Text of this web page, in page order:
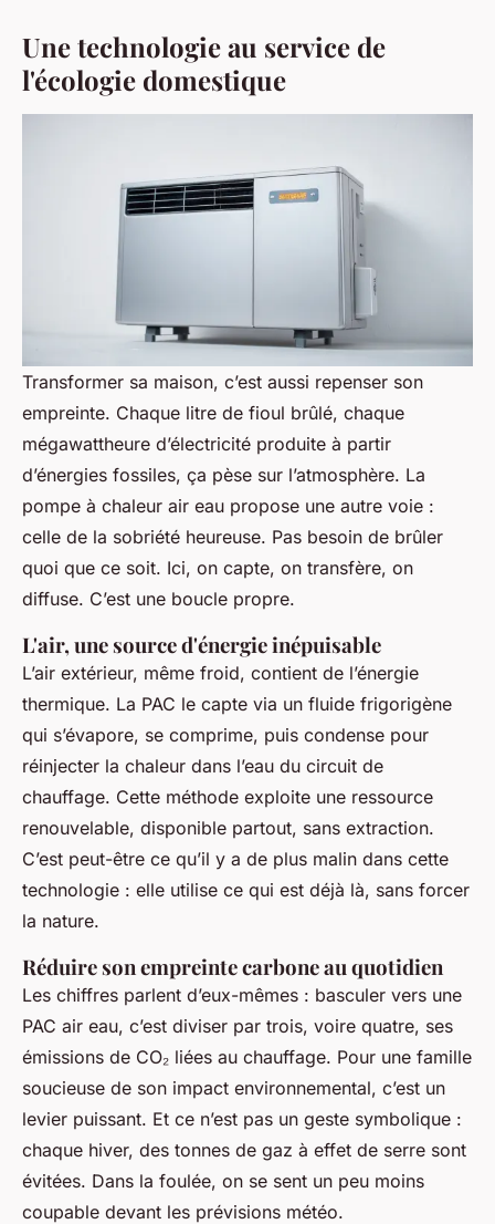
Une technologie au service de
l'écologie domestique
Transformer sa maison, c’est aussi repenser son
empreinte. Chaque litre de fioul brûlé, chaque
mégawattheure d’électricité produite à partir
d’énergies fossiles, ça pèse sur l’atmosphère. La
pompe à chaleur air eau propose une autre voie :
celle de la sobriété heureuse. Pas besoin de brûler
quoi que ce soit. Ici, on capte, on transfère, on
diffuse. C’est une boucle propre.
L'air, une source d'énergie inépuisable
L’air extérieur, même froid, contient de l’énergie
thermique. La PAC le capte via un fluide frigorigène
qui s’évapore, se comprime, puis condense pour
réinjecter la chaleur dans l’eau du circuit de
chauffage. Cette méthode exploite une ressource
renouvelable, disponible partout, sans extraction.
C’est peut-être ce qu’il y a de plus malin dans cette
technologie : elle utilise ce qui est déjà là, sans forcer
la nature.
Réduire son empreinte carbone au quotidien
Les chiffres parlent d’eux-mêmes : basculer vers une
PAC air eau, c’est diviser par trois, voire quatre, ses
émissions de CO₂ liées au chauffage. Pour une famille
soucieuse de son impact environnemental, c’est un
levier puissant. Et ce n’est pas un geste symbolique :
chaque hiver, des tonnes de gaz à effet de serre sont
évitées. Dans la foulée, on se sent un peu moins
coupable devant les prévisions météo.